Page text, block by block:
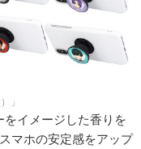
」
イメージした香りを
マホの安定感をアップ